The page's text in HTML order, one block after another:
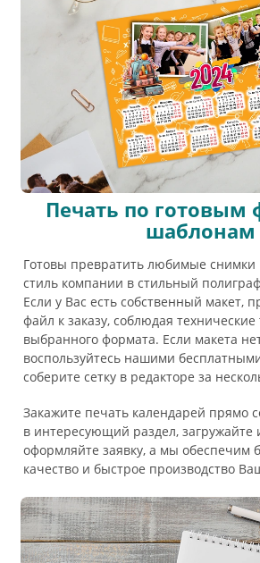
Печать по готовым
шаблонам
Готовы превратить любимые
стиль компании в стильный
Если у Вас есть собственный макет,
файл к заказу, соблюдая
выбранного формата. Если макета
воспользуйтесь нашими
соберите сетку в редакторе за
Закажите печать календарей прямо
в интересующий раздел, загружайте
оформляйте заявку, а мы обеспечим
качество и быстрое производство